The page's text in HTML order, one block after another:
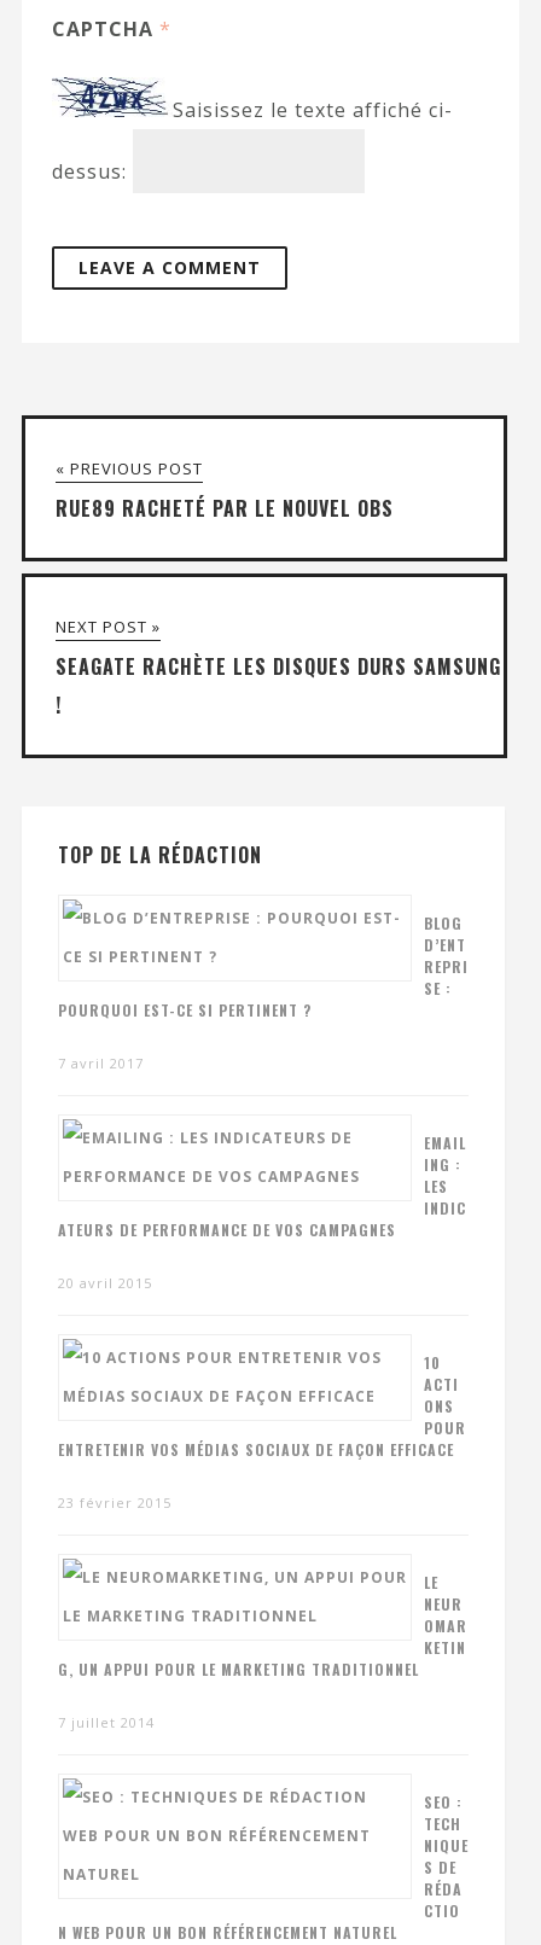
CAPTCHA *
Saisissez le texte affiché ci-
dessus:
« PREVIOUS POST
RUE89 RACHETÉ PAR LE NOUVEL OBS
NEXT POST »
SEAGATE RACHÈTE LES DISQUES DURS SAMSUNG
!
TOP DE LA RÉDACTION
BLOG
D’ENT
REPRI
SE :
POURQUOI EST-CE SI PERTINENT ?
7 avril 2017
EMAIL
ING :
LES
INDIC
ATEURS DE PERFORMANCE DE VOS CAMPAGNES
20 avril 2015
10
ACTI
ONS
POUR
ENTRETENIR VOS MÉDIAS SOCIAUX DE FAÇON EFFICACE
23 février 2015
LE
NEUR
OMAR
KETIN
G, UN APPUI POUR LE MARKETING TRADITIONNEL
7 juillet 2014
SEO :
TECH
NIQUE
S DE
RÉDA
CTIO
N WEB POUR UN BON RÉFÉRENCEMENT NATUREL